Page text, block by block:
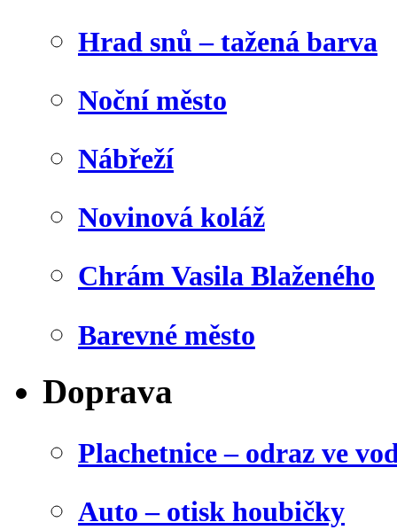
Hrad snů – tažená barva
Noční město
Nábřeží
Novinová koláž
Chrám Vasila Blaženého
Barevné město
Doprava
Plachetnice – odraz ve
Auto – otisk houbičky